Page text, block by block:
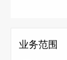
业务范围